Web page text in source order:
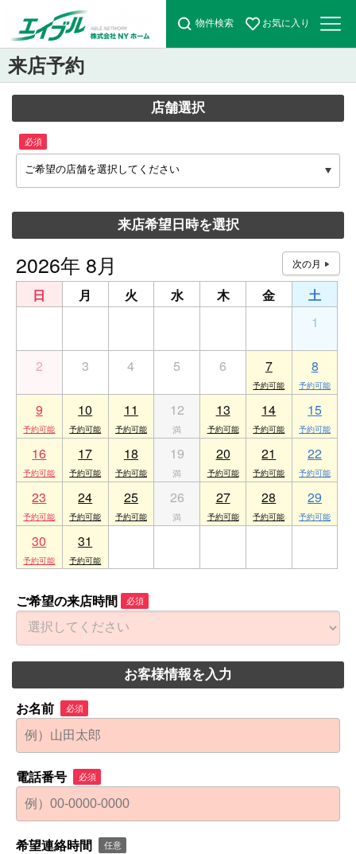
物件検索 お気に入り
来店予約
店舗選択
必須
ご希望の店舗を選択してください
来店希望日時を選択
2026年 8月
日 月 火 水 木 金
土
1
2 3 4 5 6 7 8
9 10 11 12 13 14 15
16 17 18 19 20 21 22
23 24 25 26 27 28 29
30 31
ご希望の来店時間 必須
お客様情報を入力
お名前 必須
電話番号 必須
希望連絡時間 任意